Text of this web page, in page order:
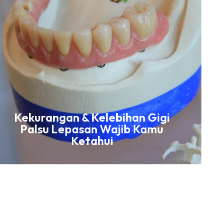
Kekurangan & Kelebihan Gigi
Palsu Lepasan Wajib Kamu
Ketahui